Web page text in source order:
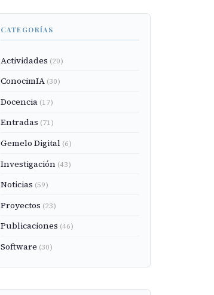
CATEGORÍAS
Actividades (20)
ConocimIA (30)
Docencia (17)
Entradas (71)
Gemelo Digital (6)
Investigación (43)
Noticias (59)
Proyectos (23)
Publicaciones (46)
Software (30)